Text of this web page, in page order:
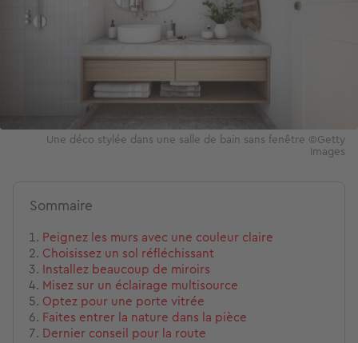
Une déco stylée dans une salle de bain sans fenêtre ©Getty
Images
Sommaire
Peignez les murs avec une couleur claire
Choisissez un sol réfléchissant
Installez beaucoup de miroirs
Misez sur un éclairage multisource
Optez pour une porte vitrée
Faites entrer la nature dans la pièce
Dernier conseil pour la route